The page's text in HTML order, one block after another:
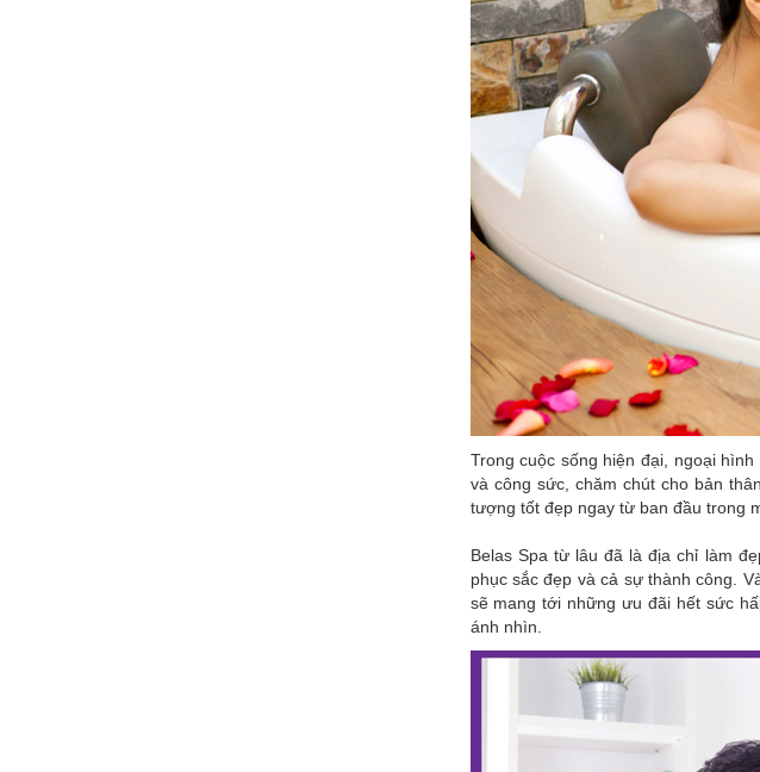
Trong cuộc sống hiện đại, ngoại
và công sức, chăm chút cho bản
tượng tốt đẹp ngay từ ban đầu trong
Belas Spa từ lâu đã là địa chỉ làm
phục sắc đẹp và cả sự thành công.
sẽ mang tới những ưu đãi hết sức
ánh nhìn.